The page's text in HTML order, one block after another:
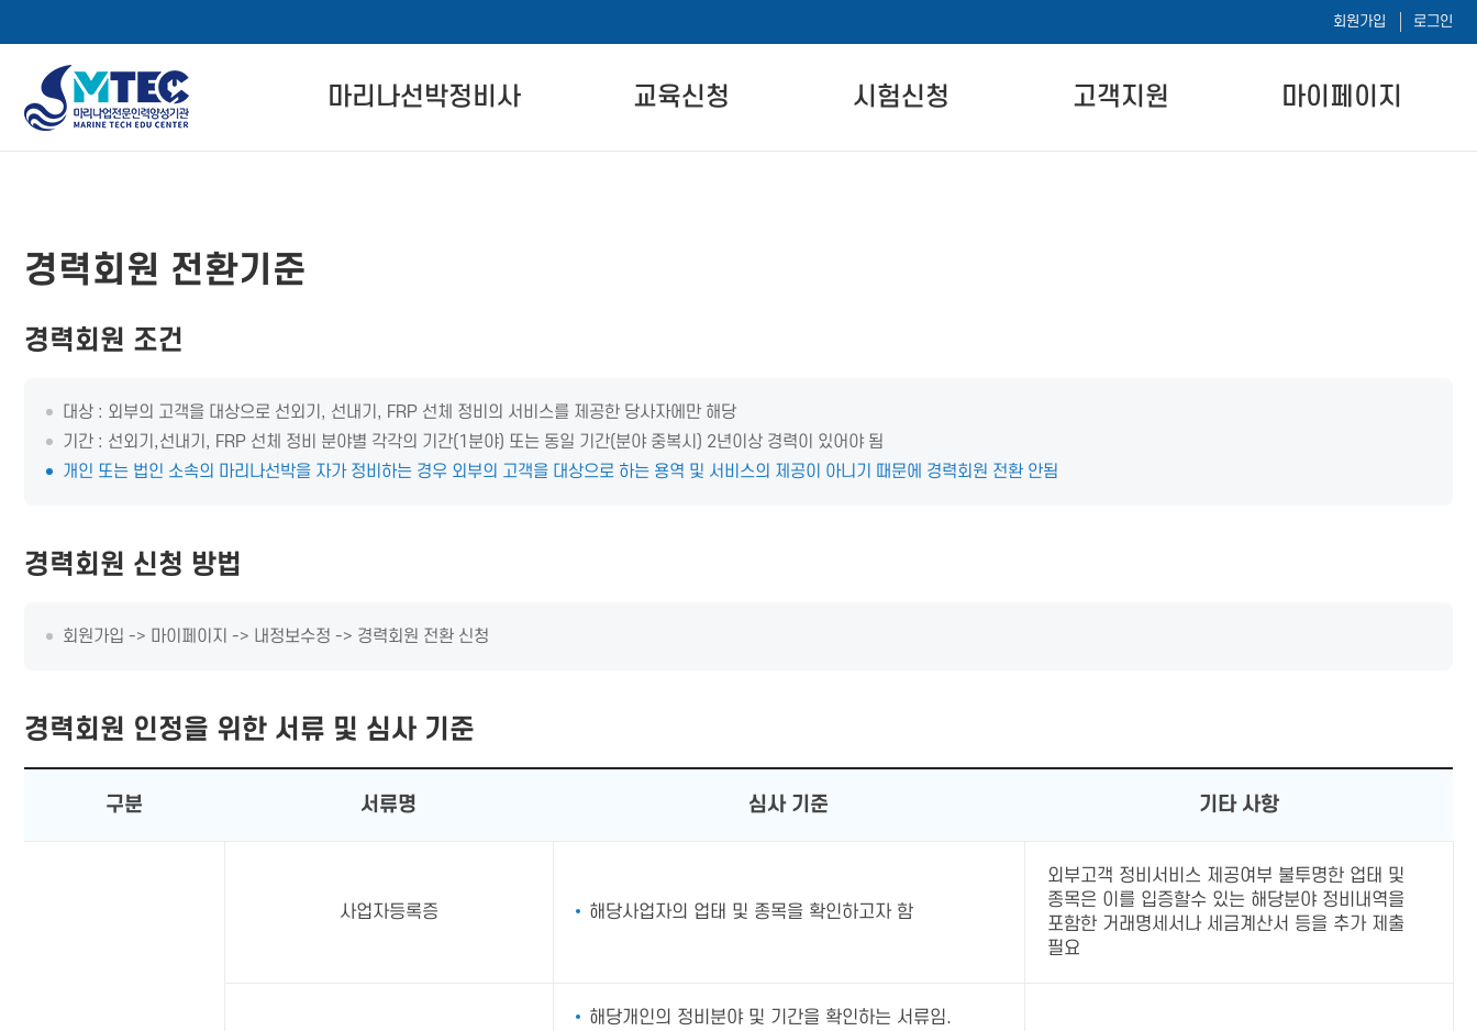
메
본
회원가입 로그인
4CSoft
마리나선박정비사 교육신청 시험신청 고객지원 마이페이지
경력회원 전환기준
경력회원 조건
대상 : 외부의 고객을 대상으로 선외기, 선내기, FRP 선체 정비의 서비스를 제공한 당사자에만 해당
기간 : 선외기,선내기, FRP 선체 정비 분야별 각각의 기간(1분야) 또는 동일 기간(분야 중복시) 2년이상 경력이 있어야 됨
개인 또는 법인 소속의 마리나선박을 자가 정비하는 경우 외부의 고객을 대상으로 하는 용역 및 서비스의 제공이 아니기 때문에 경력회원 전환 안됨
경력회원 신청 방법
회원가입 -> 마이페이지 -> 내정보수정 -> 경력회원 전환 신청
경력회원 인정을 위한 서류 및 심사 기준
구분 서류명 심사 기준 기타 사항
사업자등록증 해당사업자의 업태 및 종목을 확인하고자 함
외부고객 정비서비스 제공여부 불투명한 업태 및
종목은 이를 입증할수 있는 해당분야 정비내역을
포함한 거래명세서나 세금계산서 등을 추가 제출
필요
해당개인의 정비분야 및 기간을 확인하는 서류임.